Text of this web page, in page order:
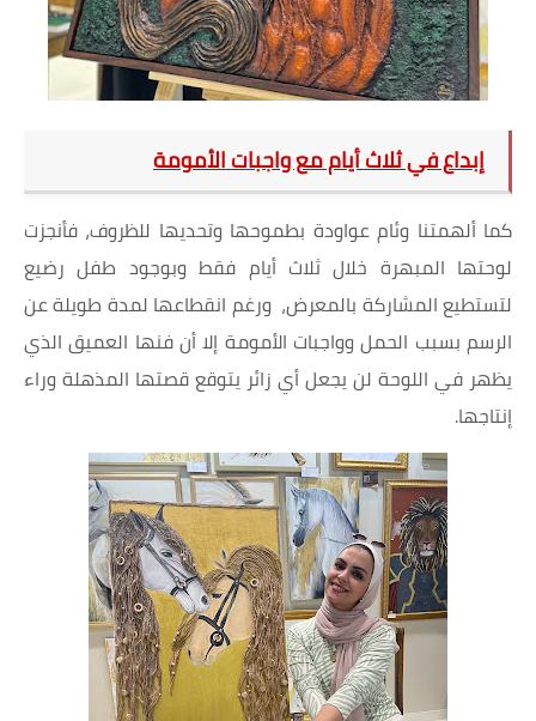
إبداع في ثلاث أيام مع واجبات الأمومة
كما ألهمتنا وئام عواودة بطموحها وتحديها للظروف، فأنجزت
لوحتها المبهرة خلال ثلاث أيام فقط وبوجود طفل رضيع
لتستطيع المشاركة بالمعرض، ورغم انقطاعها لمدة طويلة عن
الرسم بسبب الحمل وواجبات الأمومة إلا أن فنها العميق الذي
يظهر في اللوحة لن يجعل أي زائر يتوقع قصتها المذهلة وراء
إنتاجها.